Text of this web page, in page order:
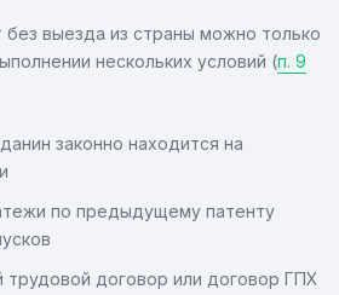
выезда из страны можно только
нескольких условий (п. 9
законно находится на
по предыдущему патенту
договор или договор ГПХ